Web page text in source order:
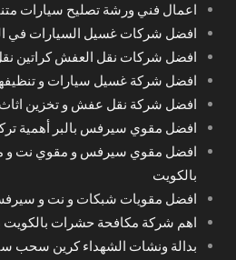
اعمال فني ورشة تصليح سيارات
افضل شركات غسيل السيارات في
افضل شركات نقل العفش كراتين
افضل شركة غسيل سيارات و
افضل شركة نقل عفش و تخزين اثاث
افضل مقوي سيرفس بالبر أهمية
افضل مقوي سيرفس و مقوي نت و
بالكويت
افضل مقويات شبكات و نت و
اهم شركة مكافحة حشرات بالكويت
بدالة ونشات الشهداء كرين سحب